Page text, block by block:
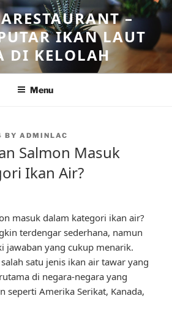
–
IKAN LAUT
DI KELOLAH
Menu
BY ADMINLAC
Salmon Masuk
Ikan Air?
masuk dalam kategori ikan air?
terdengar sederhana, namun
jawaban yang cukup menarik.
satu jenis ikan air tawar yang
di negara-negara yang
Amerika Serikat, Kanada,